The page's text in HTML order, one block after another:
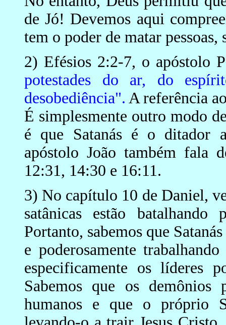
de Jó! Devemos aqui
tem o poder de matar
2) Efésios 2:2-7, o apóstolo
potestades do ar, do
desobediência". A referência
É simplesmente outro modo
é que Satanás é o ditador
apóstolo João também fala
12:31, 14:30 e 16:11.
3) No capítulo 10 de Daniel,
satânicas estão
Portanto, sabemos que
e poderosamente
especificamente os líderes
Sabemos que os demônios
humanos e que o próprio